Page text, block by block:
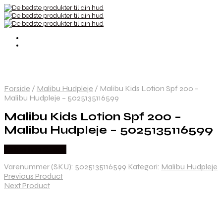
Forside / Malibu Hudpleje / Malibu Kids Lotion Spf 200 –
Malibu Hudpleje – 5025135116599
Malibu Kids Lotion Spf 200 –
Malibu Hudpleje – 5025135116599
Varenummer (SKU): 5025135116599 Kategori: Malibu Hudpleje
Previous Product
Next Product